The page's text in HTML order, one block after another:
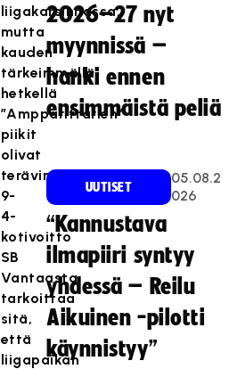
liigakarsinnassa,
mutta
kauden
tärkeimmällä
hetkellä
”Ampparittarien”
piikit
olivat
terävinä.
9-
4-
kotivoitto
SB
Vantaasta
tarkoittaa
sitä,
että
liigapaikan
2026–27 nyt
myynnissä –
hanki ennen
ensimmäistä peliä
UUTISET
05.08.2
026
“Kannustava
ilmapiiri syntyy
yhdessä – Reilu
Aikuinen -pilotti
käynnistyy”